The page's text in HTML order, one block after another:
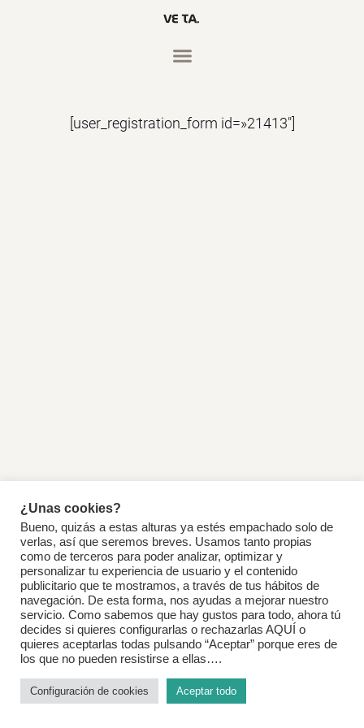
[user_registration_form id=»21413″]
¿Unas cookies?
Bueno, quizás a estas alturas ya estés empachado solo de
verlas, así que seremos breves. Usamos tanto propias
como de terceros para poder analizar, optimizar y
personalizar tu experiencia de usuario y el contenido
publicitario que te mostramos, a través de tus hábitos de
navegación. De esta forma, nos ayudas a mejorar nuestro
servicio. Como sabemos que hay gustos para todo, ahora tú
decides si quieres configurarlas o rechazarlas AQUÍ o
quieres aceptarlas todas pulsando “Aceptar” porque eres de
los que no pueden resistirse a ellas….
Configuración de cookies Aceptar todo